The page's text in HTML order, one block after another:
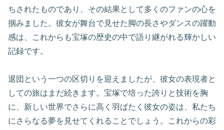
ちされたものであり、その結果として多くのファンの心を
掴みました。彼女が舞台で見せた脚の長さやダンスの躍動
感は、これからも宝塚の歴史の中で語り継がれる輝かしい
記録です。
退団という一つの区切りを迎えましたが、彼女の表現者と
しての旅はまだ続きます。宝塚で培った誇りと技術を胸
に、新しい世界でさらに高く羽ばたく彼女の姿は、私たち
にさらなる夢を見せてくれることでしょう。これからの彩